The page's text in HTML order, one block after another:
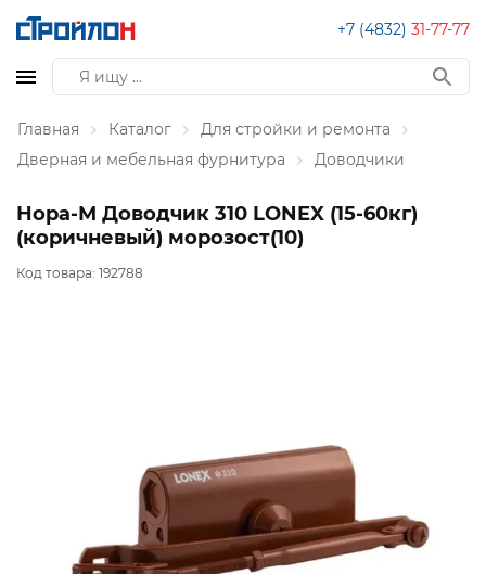
+7 (4832) 31-77-77
Главная Каталог
Для стройки и ремонта
Дверная и мебельная фурнитура
Доводчики
Нора-М Доводчик 310 LONEX (15-60кг)
(коричневый) морозост(10)
Код товара: 192788